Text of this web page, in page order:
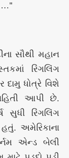
…''
સૌથી મહાન
રિંગલિંગ
દામુ ધોત્રે વિશે
આપી છે.
સુધી રિંગલિંગ
હતું. અમેરિકાના
એન્ડ બેલી